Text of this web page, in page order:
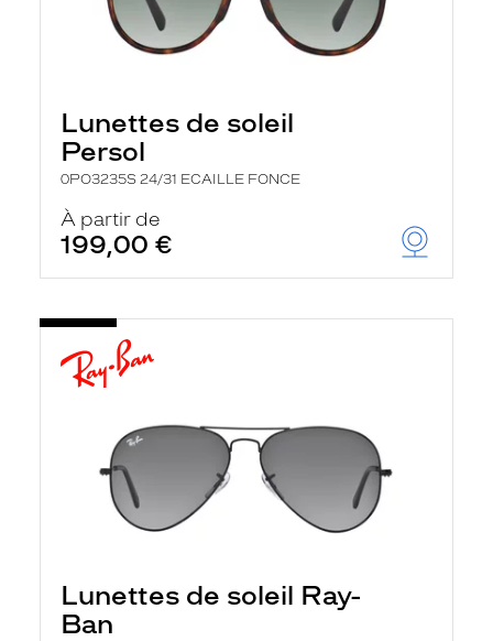
Lunettes de soleil
Persol
0PO3235S 24/31 ECAILLE FONCE
À partir de
199,00 €
Lunettes de soleil Ray-
Ban